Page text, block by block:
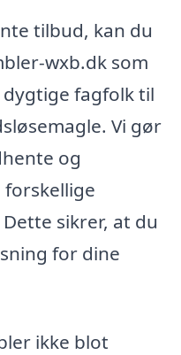
tilbud, kan du
wxb.dk som
fagfolk til
Vi gør
og
sikrer, at du
for dine
ikke blot